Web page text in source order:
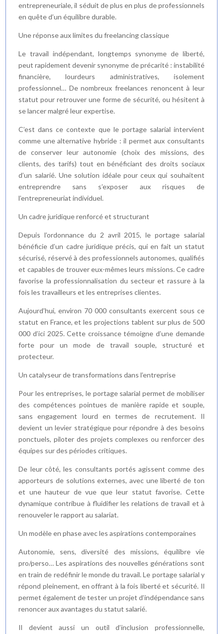
entrepreneuriale, il séduit de plus en plus de professionnels
en quête d’un équilibre durable.
Une réponse aux limites du freelancing classique
Le travail indépendant, longtemps synonyme de liberté,
peut rapidement devenir synonyme de précarité : instabilité
financière, lourdeurs administratives, isolement
professionnel… De nombreux freelances renoncent à leur
statut pour retrouver une forme de sécurité, ou hésitent à
se lancer malgré leur expertise.
C’est dans ce contexte que le portage salarial intervient
comme une alternative hybride : il permet aux consultants
de conserver leur autonomie (choix des missions, des
clients, des tarifs) tout en bénéficiant des droits sociaux
d’un salarié. Une solution idéale pour ceux qui souhaitent
entreprendre sans s’exposer aux risques de
l’entrepreneuriat individuel.
Un cadre juridique renforcé et structurant
Depuis l’ordonnance du 2 avril 2015, le portage salarial
bénéficie d’un cadre juridique précis, qui en fait un statut
sécurisé, réservé à des professionnels autonomes, qualifiés
et capables de trouver eux-mêmes leurs missions. Ce cadre
favorise la professionnalisation du secteur et rassure à la
fois les travailleurs et les entreprises clientes.
Aujourd’hui, environ 70 000 consultants exercent sous ce
statut en France, et les projections tablent sur plus de 500
000 d’ici 2025. Cette croissance témoigne d’une demande
forte pour un mode de travail souple, structuré et
protecteur.
Un catalyseur de transformations dans l’entreprise
Pour les entreprises, le portage salarial permet de mobiliser
des compétences pointues de manière rapide et souple,
sans engagement lourd en termes de recrutement. Il
devient un levier stratégique pour répondre à des besoins
ponctuels, piloter des projets complexes ou renforcer des
équipes sur des périodes critiques.
De leur côté, les consultants portés agissent comme des
apporteurs de solutions externes, avec une liberté de ton
et une hauteur de vue que leur statut favorise. Cette
dynamique contribue à fluidifier les relations de travail et à
renouveler le rapport au salariat.
Un modèle en phase avec les aspirations contemporaines
Autonomie, sens, diversité des missions, équilibre vie
pro/perso… Les aspirations des nouvelles générations sont
en train de redéfinir le monde du travail. Le portage salarial y
répond pleinement, en offrant à la fois liberté et sécurité. Il
permet également de tester un projet d’indépendance sans
renoncer aux avantages du statut salarié.
Il devient aussi un outil d’inclusion professionnelle,